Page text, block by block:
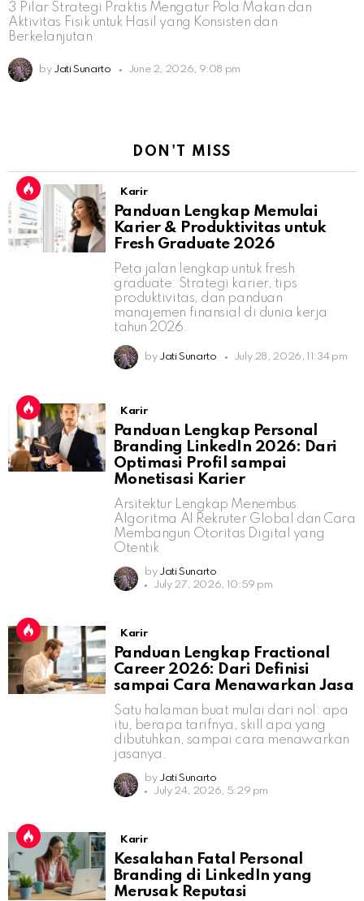
3 Pilar Strategi Praktis Mengatur Pola Makan dan
Aktivitas Fisik untuk Hasil yang Konsisten dan
Berkelanjutan
by Jati Sunarto June 2, 2026, 9:08 pm
DON'T MISS
Karir
Panduan Lengkap Memulai
Karier & Produktivitas untuk
Fresh Graduate 2026
Peta jalan lengkap untuk fresh
graduate: Strategi karier, tips
produktivitas, dan panduan
manajemen finansial di dunia kerja
tahun 2026.
by Jati Sunarto July 28, 2026, 11:34 pm
Karir
Panduan Lengkap Personal
Branding LinkedIn 2026: Dari
Optimasi Profil sampai
Monetisasi Karier
Arsitektur Lengkap Menembus
Algoritma AI Rekruter Global dan Cara
Membangun Otoritas Digital yang
Otentik
by Jati Sunarto
July 27, 2026, 10:59 pm
Karir
Panduan Lengkap Fractional
Career 2026: Dari Definisi
sampai Cara Menawarkan Jasa
Satu halaman buat mulai dari nol: apa
itu, berapa tarifnya, skill apa yang
dibutuhkan, sampai cara menawarkan
jasanya.
by Jati Sunarto
July 24, 2026, 5:29 pm
Karir
Kesalahan Fatal Personal
Branding di LinkedIn yang
Merusak Reputasi